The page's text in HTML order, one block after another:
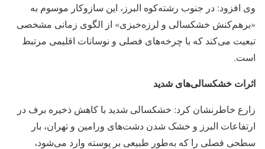
وی افزود: در جنوب رشته‌کوه البرز، این سازوکار موسوم به
«برهم‌کنش خشکسالی و لرزه‌خیزی» از الگوی زمانی مشخصی
تبعیت می‌کند که با چرخه‌های فصلی و نوسانات اقلیمی مرتبط
است.
اثرات خشکسالی‌های شدید
زارع خاطرنشان کرد: خشکسالی شدید با کاهش ذخیره برف در
ارتفاعات البرز و خشک شدن دشت‌های ورامین و تهران، بار
سطحی فصلی را که به‌طور طبیعی بر پوسته وارد می‌شود،